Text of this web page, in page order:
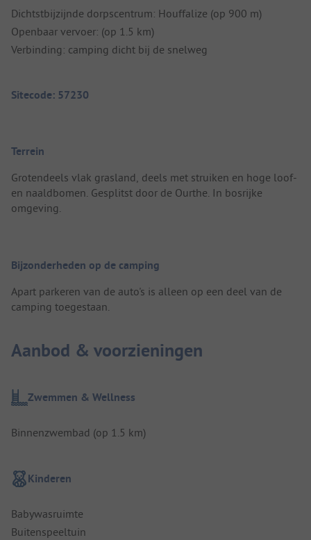
Dichtstbijzijnde dorpscentrum: Houffalize (op 900 m)
Openbaar vervoer: (op 1.5 km)
Verbinding: camping dicht bij de snelweg
Sitecode: 57230
Terrein
Grotendeels vlak grasland, deels met struiken en hoge loof-
en naaldbomen. Gesplitst door de Ourthe. In bosrijke
omgeving.
Bijzonderheden op de camping
Apart parkeren van de auto's is alleen op een deel van de
camping toegestaan.
Aanbod & voorzieningen
Zwemmen & Wellness
Binnenzwembad (op 1.5 km)
Kinderen
Babywasruimte
Buitenspeeltuin